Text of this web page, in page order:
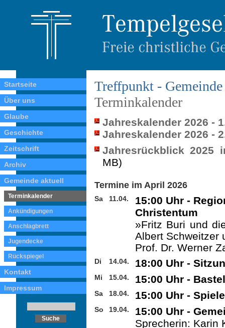
Startseite
Über uns
Glaube
Geschichte
Zeitschrift
Archiv
Gemeinde aktuell
Terminkalender
Ankündigungen
Anschlagbrett
Jugendecke
Rückspiegel
Kontakt
Impressum
Treffpunkt -
Terminkalender
Jahreskalender 2026 -
Jahreskalender 2026 -
Jahresrückblick 2025
MB)
Termine im April 2026
Sa 11.04.
15:00 Uhr -
Christentum
»Fritz Buri und
Albert Schweitzer
Prof. Dr. Werner
Di 14.04. 18:00 Uhr -
Mi 15.04. 15:00 Uhr -
Sa 18.04. 15:00 Uhr -
So 19.04.
15:00 Uhr -
Sprecherin: Karin